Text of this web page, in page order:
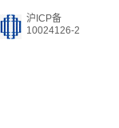
沪ICP备
10024126-2